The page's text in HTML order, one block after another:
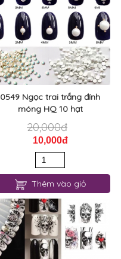
0549 Ngọc trai trắng đính
móng HQ 10 hạt
20,000đ
10,000đ
Thêm vào giỏ